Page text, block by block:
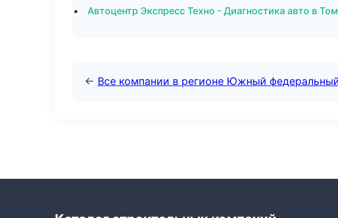
Автоцентр Экспресс Техно - Диагностика авто в
← Все компании в регионе Южный